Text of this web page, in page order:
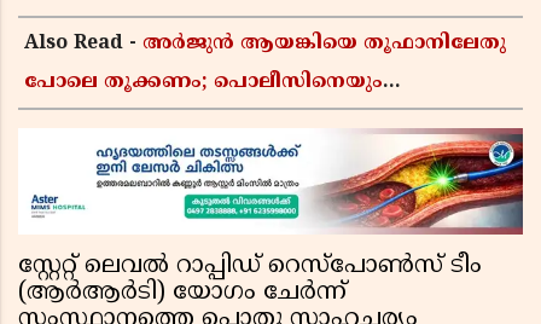
Also Read - അർജുൻ ആയങ്കിയെ തൂഫാനിലേതു
പോലെ തൂക്കണം; പൊലീസിനെയും
ജയരാജൻ
സ്റ്റേറ്റ് ലെവല്‍ റാപ്പിഡ് റെസ്പോണ്‍സ് ടീം
(ആര്‍ആര്‍ടി) യോഗം ചേര്‍ന്ന്